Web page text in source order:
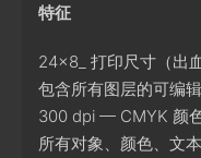
特征
24×8_ 打印尺寸（出
包含所有图层的可编
300 dpi — CMYK 颜
所有对象、颜色、文